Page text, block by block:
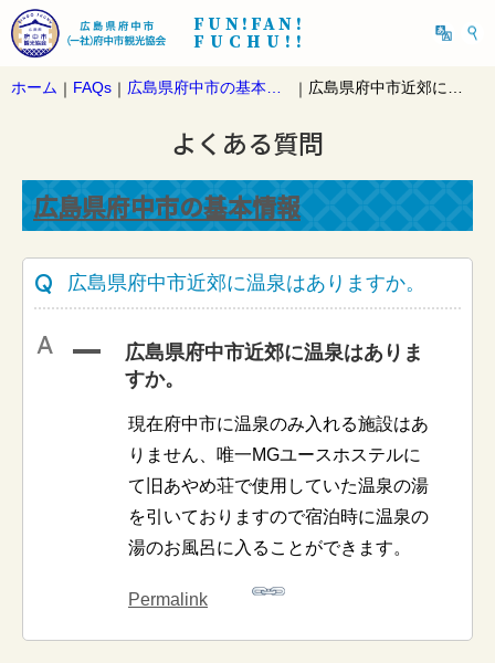
FUN!FAN!
FUCHU!!
ホーム ｜ FAQs ｜ 広島県府中市の基本情報 ｜ 広島県府中市近郊に温泉はありますか。
よくある質問
広島県府中市の基本情報
広島県府中市近郊に温泉はありますか。
A
広島県府中市近郊に温泉はありま
すか。
現在府中市に温泉のみ入れる施設はあ
りません、唯一MGユースホステルに
て旧あやめ荘で使用していた温泉の湯
を引いておりますので宿泊時に温泉の
湯のお風呂に入ることができます。
Permalink